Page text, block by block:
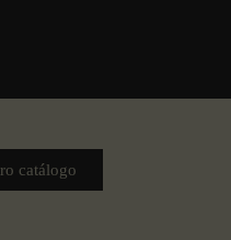
catálogo